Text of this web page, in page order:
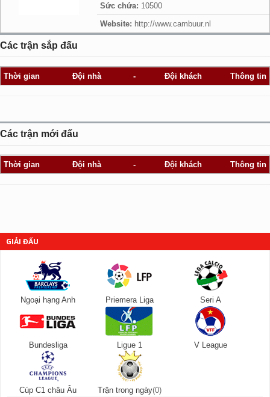
Sức chứa: 10500
Website: http://www.cambuur.nl
Các trận sắp đấu
Thời gian Đội nhà - Đội khách Thông tin
Các trận mới đấu
Thời gian Đội nhà - Đội khách Thông tin
GIẢI ĐẤU
Ngoại hạng Anh Priemera Liga Seri A
Bundesliga Ligue 1 V League
Cúp C1 châu Âu Trận trong ngày(0)